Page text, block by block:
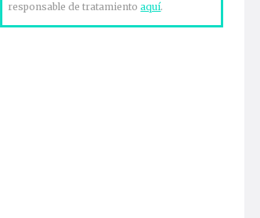
responsable de tratamientoaquí.